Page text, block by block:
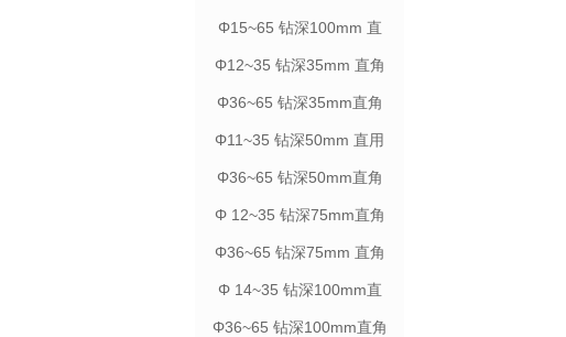
Φ15~65 钻深100mm 直
Φ12~35 钻深35mm 直角
Φ36~65 钻深35mm直角
Φ11~35 钻深50mm 直用
Φ36~65 钻深50mm直角
Φ 12~35 钻深75mm直角
Φ36~65 钻深75mm 直角
Φ 14~35 钻深100mm直
Φ36~65 钻深100mm直角